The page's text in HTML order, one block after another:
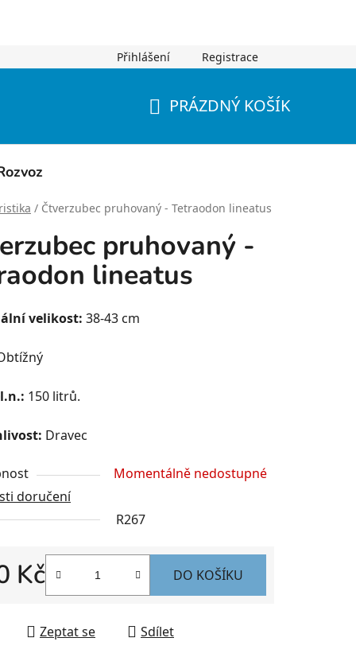
Přihlášení Registrace
PRÁZDNÝ KOŠÍK
/ Čtverzubec pruhovaný - Tetraodon lineatus
pruhovaný -
lineatus
velikost: 38-43 cm
150 litrů.
Dravec
Momentálně nedostupné
doručení
R267
Kč DO KOŠÍKU
Zeptat se Sdílet